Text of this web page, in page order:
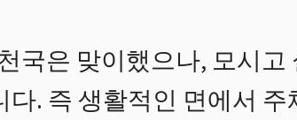
국은 맞이했으나, 모시고
. 즉 생활적인 면에서 주